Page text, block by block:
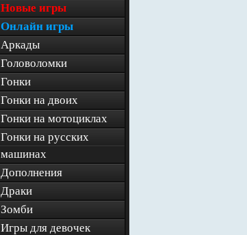
Новые игры
Онлайн игры
Аркады
Головоломки
Гонки
Гонки на двоих
Гонки на мотоциклах
Гонки на русских
машинах
Дополнения
Драки
Зомби
Игры для девочек